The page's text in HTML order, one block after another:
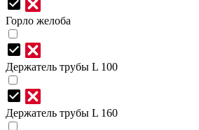
Горло желоба
Держатель трубы L 100
Держатель трубы L 160